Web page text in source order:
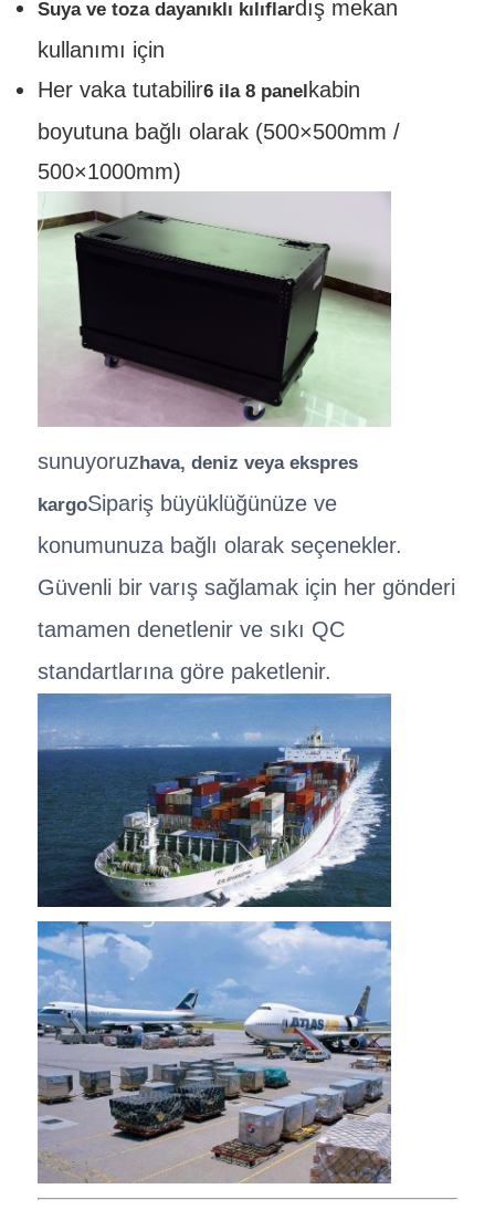
Suya ve toza dayanıklı kılıflardış mekan
kullanımı için
Her vaka tutabilir6 ila 8 panel kabin
boyutuna bağlı olarak (500×500mm /
500×1000mm)
sunuyoruzhava, deniz veya ekspres
kargoSipariş büyüklüğünüze ve
konumunuza bağlı olarak seçenekler.
Güvenli bir varış sağlamak için her gönderi
tamamen denetlenir ve sıkı QC
standartlarına göre paketlenir.